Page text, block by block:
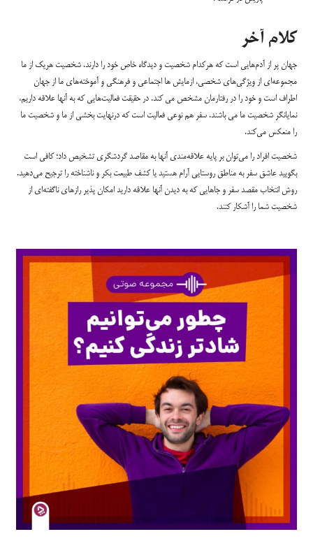
کلام آخر
جهان پر از آدم‌هایی است که هرکدام شخصیت و دیدگاه خاص خود را دارند. شخصیت هریک از ما
مجموعه‌ای از ویژگی‌های شخصی، ازمایش ها اجتماعی و فرهنگی و آموخته‌های ما از جهان
اطراف است و خود را در رفتارمان مشخص می کند. در حقیقت فعالیت‌هایی که به آنها علاقه داریم،
نمایانگر شخصیت ما می باشند. سفر هم نوعی فعالیت است که درنهایت بخشی از ما و شخصیت ما
را منعکس می‌کند.
شخصیت افراد را می‌توان بر پایه علاقه‌مندی آنها به مقاصد گردشگری تشخیص داد؛ کافی است
بگویید عاشق سفر به مناطق روستایی آرام هستید یا کشف طبیعت بکر و ناشناخته را ترجیح می‌دهید.
روش انتخاب مقصد سفر و جاهایی که به دیدن آنها علاقه‌ دارید امکان پذیر رازهای ناگفته‌ای از
شخصیت شما را آشکار کنند.